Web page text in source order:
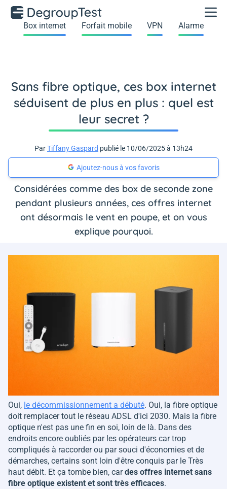
Box internet Forfait mobile VPN Alarme
Sans fibre optique, ces box internet
séduisent de plus en plus : quel est
leur secret ?
ParTiffany Gaspard publié le 10/06/2025 à 13h24
Ajoutez-nous à vos favoris
Considérées comme des box de seconde zone
pendant plusieurs années, ces offres internet
ont désormais le vent en poupe, et on vous
explique pourquoi.
Oui, le décommissionnement a débuté. Oui, la fibre optique
doit remplacer tout le réseau ADSL d'ici 2030. Mais la fibre
optique n'est pas une fin en soi, loin de là. Dans des
endroits encore oubliés par les opérateurs car trop
compliqués à raccorder ou par souci d'économies et de
démarches, certains sont loin d'être conquis par le Très
haut débit. Et ça tombe bien, cardes offres internet sans
fibre optique existent et sont très efficaces.